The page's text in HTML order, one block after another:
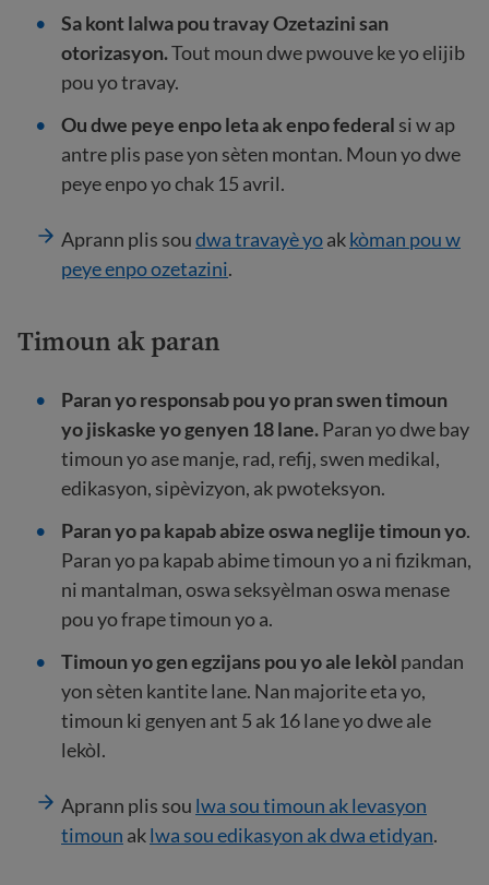
Sa kont lalwa pou travay Ozetazini san
otorizasyon.Tout moun dwe pwouve ke yo elijib
pou yo travay.
Ou dwe peye enpo leta ak enpo federal si w ap
antre plis pase yon sèten montan. Moun yo dwe
peye enpo yo chak 15 avril.
Aprann plis soudwa travayè yoakkòman pou w
peye enpo ozetazini.
Timoun ak paran
Paran yo responsab pou yo pran swen timoun
yo jiskaske yo genyen 18 lane.Paran yo dwe bay
timoun yo ase manje, rad, refij, swen medikal,
edikasyon, sipèvizyon, ak pwoteksyon.
Paran yo pa kapab abize oswa neglije timoun yo.
Paran yo pa kapab abime timoun yo a ni fizikman,
ni mantalman, oswa seksyèlman oswa menase
pou yo frape timoun yo a.
Timoun yo gen egzijans pou yo ale lekòl pandan
yon sèten kantite lane. Nan majorite eta yo,
timoun ki genyen ant 5 ak 16 lane yo dwe ale
lekòl.
Aprann plis sou lwa sou timoun ak levasyon
timoun aklwa sou edikasyon ak dwa etidyan.